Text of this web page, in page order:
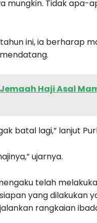
mungkin. Tidak apa-
ini, ia berharap
Haji Asal
batal lagi,” lanjut
ujarnya.
telah
yang dilakukan
rangkaian